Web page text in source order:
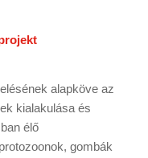
alapköve az
kialakulása és
élő
gombák